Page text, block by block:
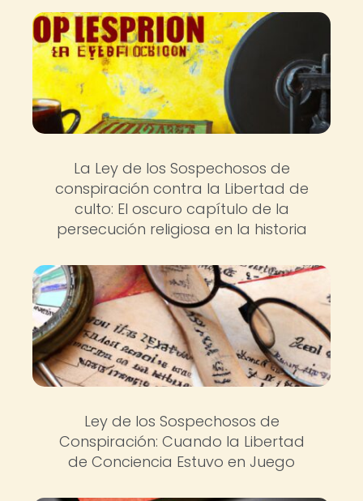
La Ley de los Sospechosos de
conspiración contra la Libertad de
culto: El oscuro capítulo de la
persecución religiosa en la historia
Ley de los Sospechosos de
Conspiración: Cuando la Libertad
de Conciencia Estuvo en Juego